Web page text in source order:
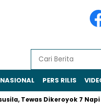
PERS RILIS
Tewas Dikeroyok 7 Napi